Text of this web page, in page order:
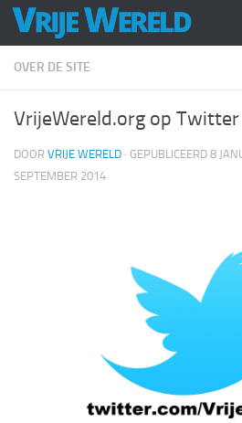
Doorgaan naar inhoud
OVER DE SITE
VrijeWereld.org op Twitter
DOOR VRIJE WERELD · GEPUBLICEERD 8
SEPTEMBER 2014